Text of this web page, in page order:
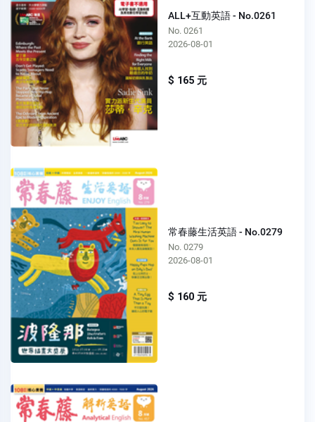
ALL+互動英語 - No.0261
No. 0261
2026-08-01
$ 165 元
常春藤生活英語 - No.0279
No. 0279
2026-08-01
$ 160 元